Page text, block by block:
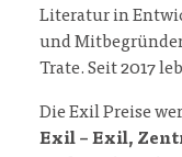
Literatur in
und
Trate. Seit 2017
Die Exil Preise
Exil – Exil,